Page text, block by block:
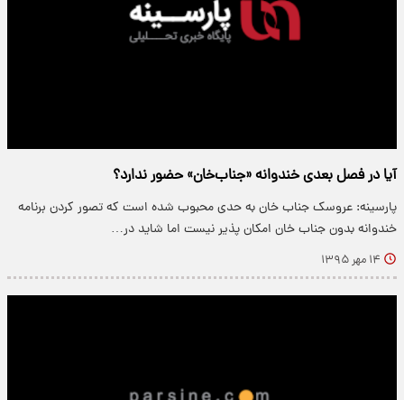
آیا در فصل بعدی خندوانه «جناب‌خان» حضور ندارد؟
پارسینه: عروسک جناب خان به حدی محبوب شده است که تصور کردن برنامه
خندوانه بدون جناب خان امکان پذیر نیست اما شاید در…
۱۴ مهر ۱۳۹۵